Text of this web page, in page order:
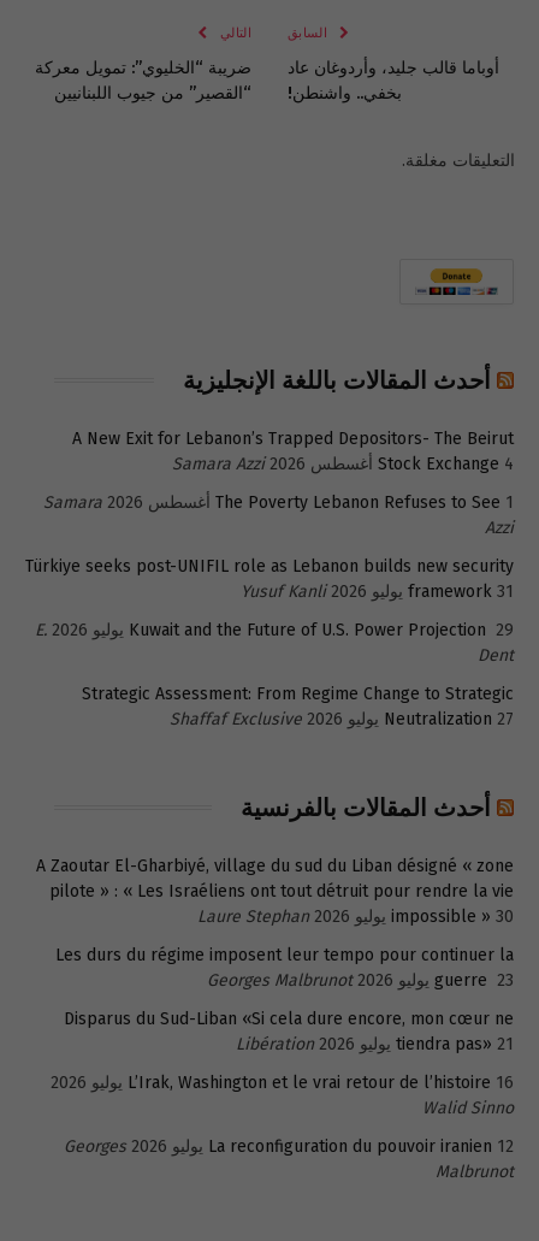
السابق
أوباما قالب جليد، وأردوغان عاد
بخفي.. واشنطن!
التالي
ضريبة “الخليوي”: تمويل معركة
“القصير” من جيوب اللبنانيين
التعليقات مغلقة.
أحدث المقالات باللغة الإنجليزية
A New Exit for Lebanon’s Trapped Depositors- The Beirut
Stock Exchange 4 أغسطس 2026
Samara Azzi
The Poverty Lebanon Refuses to See 1 أغسطس 2026
Samara
Azzi
Türkiye seeks post-UNIFIL role as Lebanon builds new security
framework 31 يوليو 2026
Yusuf Kanli
Kuwait and the Future of U.S. Power Projection 29 يوليو 2026
E.
Dent
Strategic Assessment: From Regime Change to Strategic
Neutralization 27 يوليو 2026 Shaffaf Exclusive
أحدث المقالات بالفرنسية
A Zaoutar El-Gharbiyé, village du sud du Liban désigné « zone
pilote » : « Les Israéliens ont tout détruit pour rendre la vie
impossible » 30 يوليو 2026
Laure Stephan
Les durs du régime imposent leur tempo pour continuer la
guerre 23 يوليو 2026
Georges Malbrunot
Disparus du Sud-Liban «Si cela dure encore, mon cœur ne
tiendra pas» 21 يوليو 2026
Libération
L’Irak, Washington et le vrai retour de l’histoire 16 يوليو 2026
Walid Sinno
La reconfiguration du pouvoir iranien 12 يوليو 2026
Georges
Malbrunot